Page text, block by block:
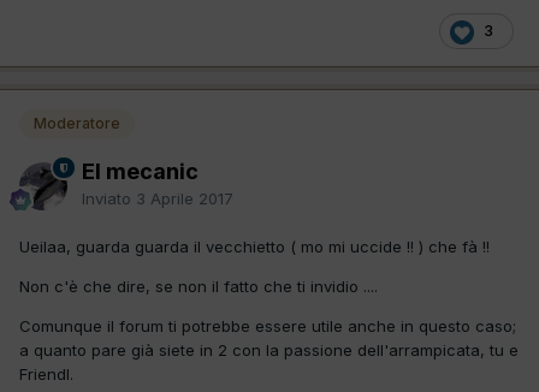
3
Moderatore
El mecanic
Inviato 3 Aprile 2017
Ueilaa, guarda guarda il vecchietto ( mo mi uccide !! ) che fà !!
Non c'è che dire, se non il fatto che ti invidio ....
Comunque il forum ti potrebbe essere utile anche in questo caso;
a quanto pare già siete in 2 con la passione dell'arrampicata, tu e
Friendl.